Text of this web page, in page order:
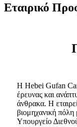
Εταιρικό
Η Hebei Gufan
έρευνας και
άνθρακα. Η
βιομηχανική
Υπουργείο